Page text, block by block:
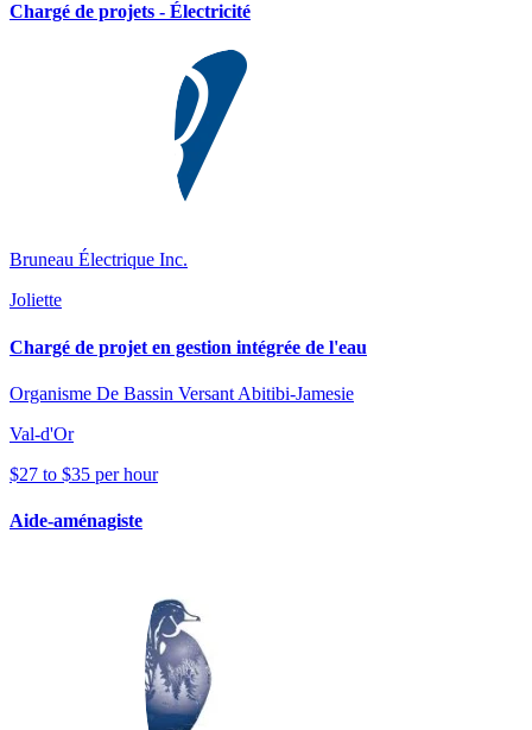
Chargé de projets - Électricité
Bruneau Électrique Inc.
Joliette
Chargé de projet en gestion intégrée de l'eau
Organisme De Bassin Versant Abitibi-Jamesie
Val-d'Or
$27 to $35 per hour
Aide-aménagiste